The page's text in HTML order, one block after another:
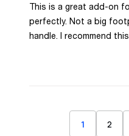
This is a great add-on
perfectly. Not a big
handle. I recommend
1 2